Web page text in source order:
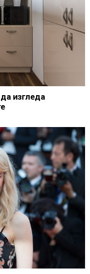
изгледа